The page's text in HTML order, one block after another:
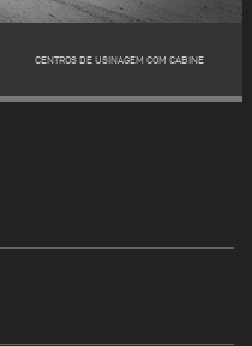
CENTROS DE USINAGEM COM CABINE